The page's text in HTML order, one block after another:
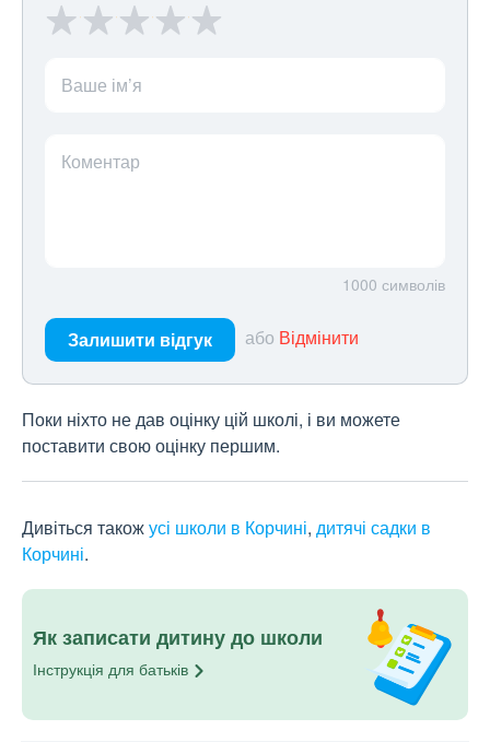
Ваше ім’я
Коментар
1000 символів
Залишити відгук або Відмінити
Поки ніхто не дав оцінку цій школі, і ви можете
поставити свою оцінку першим.
Дивіться такожусі школи в Корчині, дитячі садки в
Корчині.
Як записати дитину до школи
Інструкція для батьків